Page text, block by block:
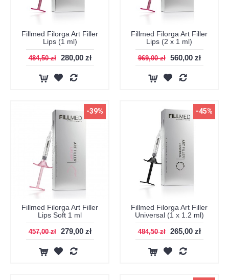
Fillmed Filorga Art Filler
Lips (1 ml)
484,50 zł 280,00 zł
Fillmed Filorga Art Filler
Lips (2 x 1 ml)
969,00 zł 560,00 zł
-39%
Fillmed Filorga Art Filler
Lips Soft 1 ml
457,00 zł 279,00 zł
-45%
Fillmed Filorga Art Filler
Universal (1 x 1.2 ml)
484,50 zł 265,00 zł